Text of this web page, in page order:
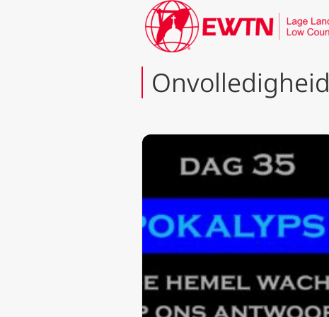
Onvolledigheid